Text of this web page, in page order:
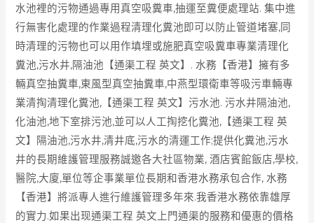
水池裡的污物通過專用真空吸糞車,抽運至糞便處理站. 集中進
行無害化處理的作業過程清理化糞池即可以防止管道堵塞,同
時清理的污物也可以用作填埋或施肥真空吸糞車專業清理化
糞池,污水井,隔油池【通渠工程 英文】. 水務【香港】擁有多
輛真空抽糞車,東風型真空抽糞車,中燕型環衛車等吸污車輛專
業清掏清理化糞池,【通渠工程 英文】污水池. 污水井隔油池,
化油池,地下室排污池,並可以人工掏挖化糞池,【通渠工程 英
文】隔油池,污水井,清井底,污水的清運工作;提供化糞池,污水
井的長期維護管理服務誠邀各大社區物業, 酒店賓館飯店,學校,
醫院,大廈,單位等企事業單位長期和香港水務承包合作, 水務
【香港】將派專人進行維護管理多年來.我香港水務依靠雄厚
的實力.如果出现通渠工程 英文上門通渠的服務和優惠的價格